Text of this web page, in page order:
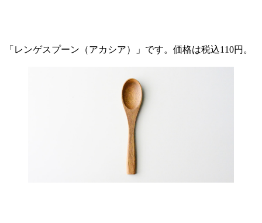
「レンゲスプーン（アカシア）」です。価格は税込110円。